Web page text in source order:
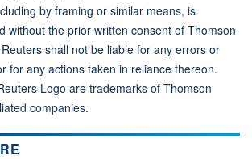
by framing or similar means, is
without the prior written consent of Thomson
shall not be liable for any errors or
for any actions taken in reliance thereon.
Logo are trademarks of Thomson
companies.